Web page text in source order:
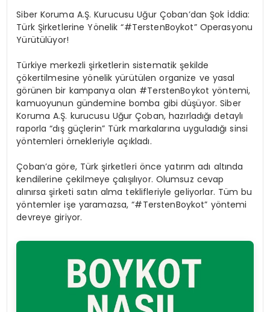
Siber Koruma A.Ş. Kurucusu Uğur Çoban’dan Şok İddia:
Türk Şirketlerine Yönelik “#TerstenBoykot” Operasyonu
Yürütülüyor!
Türkiye merkezli şirketlerin sistematik şekilde
çökertilmesine yönelik yürütülen organize ve yasal
görünen bir kampanya olan #TerstenBoykot yöntemi,
kamuoyunun gündemine bomba gibi düşüyor. Siber
Koruma A.Ş. kurucusu Uğur Çoban, hazırladığı detaylı
raporla “dış güçlerin” Türk markalarına uyguladığı sinsi
yöntemleri örnekleriyle açıkladı.
Çoban’a göre, Türk şirketleri önce yatırım adı altında
kendilerine çekilmeye çalışılıyor. Olumsuz cevap
alınırsa şirketi satın alma teklifleriyle geliyorlar. Tüm bu
yöntemler işe yaramazsa, “#TerstenBoykot” yöntemi
devreye giriyor.